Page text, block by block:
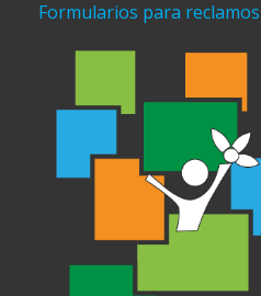
Formularios para reclamos